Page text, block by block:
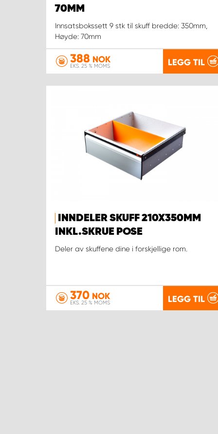
70MM
Innsatsbokssett 9 stk til skuff bredde: 350mm,
Høyde: 70mm
388 NOK
EKS. 25 % MOMS LEGG TIL
INNDELER SKUFF 210X350MM
INKL.SKRUE POSE
Deler av skuffene dine i forskjellige rom.
370 NOK
EKS. 25 % MOMS LEGG TIL